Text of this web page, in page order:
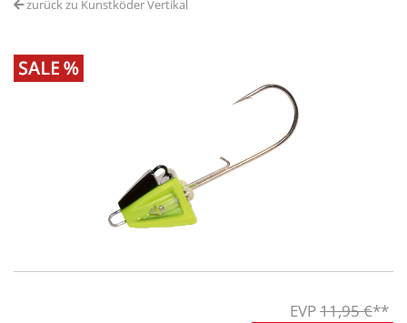
zurück zu Kunstköder Vertikal
11,95 €